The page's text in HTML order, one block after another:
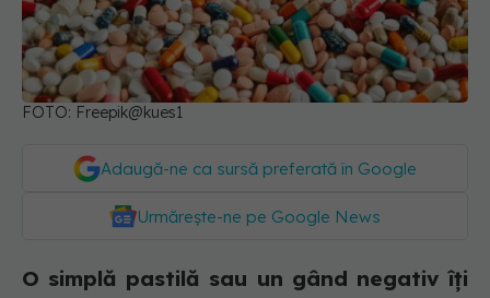
FOTO: Freepik@kues1
Adaugă-ne ca sursă preferată în Google
Urmărește-ne pe Google News
O simplă pastilă sau un gând negativ îți